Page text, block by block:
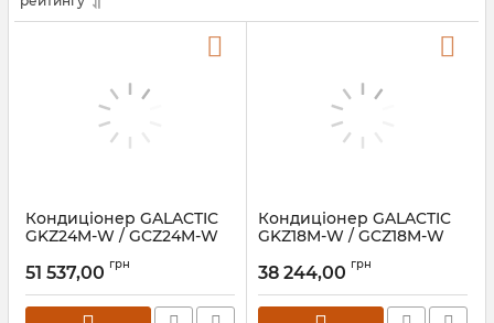
Кондиціонер GALACTIC
GKZ24M-W / GCZ24M-W
51 537,00 грн
Кондиціонер GALACTIC
GKZ18M-W / GCZ18M-W
38 244,00 грн